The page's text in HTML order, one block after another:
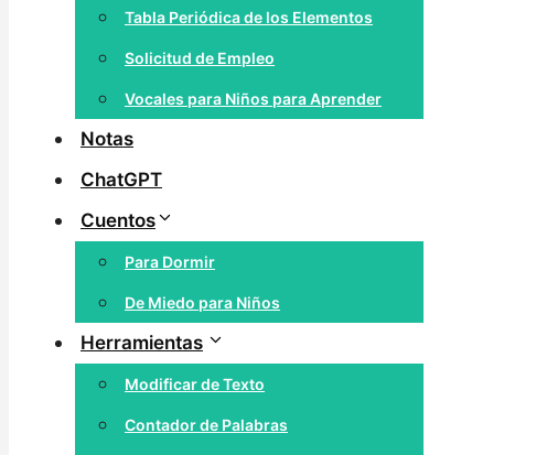
Tabla Periódica de los Elementos
Solicitud de Empleo
Vocales para Niños para Aprender
Notas
ChatGPT
Cuentos
Para Dormir
De Miedo para Niños
Herramientas
Modificar de Texto
Contador de Palabras